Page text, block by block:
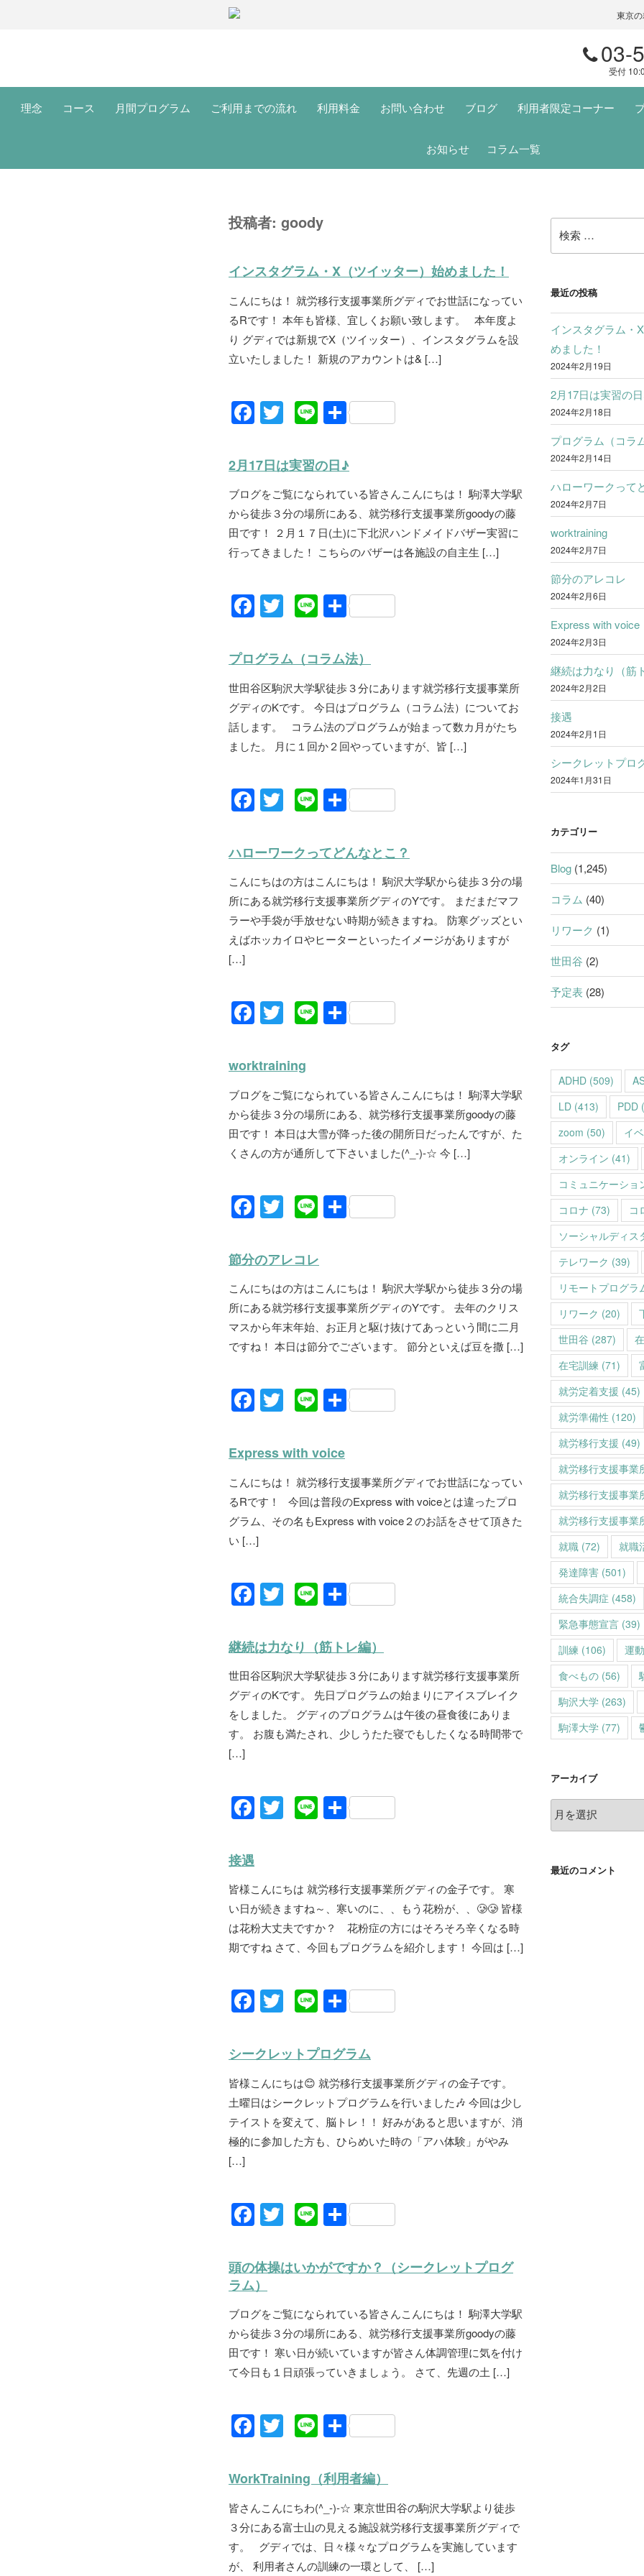
東京
03-
受付
理念 コース 月間プログラム ご利用までの流れ 利用料金 お問い合わせ ブログ 利用者限定コーナー
お知らせ コラム一覧
投稿者: goody
インスタグラム・X（ツイッター）始めました！
こんにちは！ 就労移行支援事業所グディでお世話になってい
るRです！ 本年も皆様、宜しくお願い致します。 本年度よ
り グディでは新規でX（ツイッター）、インスタグラムを設
立いたしました！ 新規のアカウントは& […]
F
a
c
e
b
o
o
T
wi
tt
er
Li
n
e
共
有
2月17日は実習の日♪
ブログをご覧になられている皆さんこんにちは！ 駒澤大学駅
から徒歩３分の場所にある、就労移行支援事業所goodyの藤
田です！ ２月１７日(土)に下北沢ハンドメイドバザー実習に
行ってきました！ こちらのバザーは各施設の自主生 […]
F
c
e
b
o
o
T
tt
er
Li
e
共
プログラム（コラム法）
世田谷区駒沢大学駅徒歩３分にあります就労移行支援事業所
グディのKです。 今日はプログラム（コラム法）についてお
話します。 コラム法のプログラムが始まって数カ月がたち
ました。 月に１回か２回やっていますが、皆 […]
F
a
c
e
b
o
o
T
wi
tt
er
Li
n
e
共
有
ハローワークってどんなとこ？
こんにちはの方はこんにちは！ 駒沢大学駅から徒歩３分の場
所にある就労移行支援事業所グディのYです。 まだまだマフ
ラーや手袋が手放せない時期が続きますね。 防寒グッズとい
えばホッカイロやヒーターといったイメージがありますが
[…]
F
c
e
b
o
o
T
tt
er
Li 共
worktraining
ブログをご覧になられている皆さんこんにちは！ 駒澤大学駅
から徒歩３分の場所にある、就労移行支援事業所goodyの藤
田です！ 本日は大雪が降った後の開所日だったんですが、た
くさんの方が通所して下さいました(^_-)-☆ 今 […]
F
a
c
e
b
o
o
T
wi
tt
er
Li
n
e
共
有
節分のアレコレ
こんにちはの方はこんにちは！ 駒沢大学駅から徒歩３分の場
所にある就労移行支援事業所グディのYです。 去年のクリス
マスから年末年始、お正月と駆け抜けてあっという間に二月
ですね！ 本日は節分でございます。 節分といえば豆を撒 […]
F
c
e
b
o
o
T
tt
er
Li
e
共
Express with voice
こんにちは！ 就労移行支援事業所グディでお世話になってい
るRです！ 今回は普段のExpress with voiceとは違ったプロ
グラム、その名もExpress with voice２のお話をさせて頂きた
い […]
F
a
c
e
b
o
o
T
wi
tt
er
Li
n
e
共
有
継続は力なり（筋トレ編）
世田谷区駒沢大学駅徒歩３分にあります就労移行支援事業所
グディのKです。 先日プログラムの始まりにアイスブレイク
をしました。 グディのプログラムは午後の昼食後にありま
す。 お腹も満たされ、少しうたた寝でもしたくなる時間帯で
[…]
F
a
e
b
o
o
T
wi
er
Li
n
共
有
接遇
皆様こんにちは 就労移行支援事業所グディの金子です。 寒
い日が続きますね～、寒いのに、、もう花粉が、、🥲🥲 皆様
は花粉大丈夫ですか？ 花粉症の方にはそろそろ辛くなる時
期ですね さて、今回もプログラムを紹介します！ 今回は […]
F
a
c
e
b
o
o
T
wi
tt
er
Li
n
e
共
有
シークレットプログラム
皆様こんにちは😊 就労移行支援事業所グディの金子です。
土曜日はシークレットプログラムを行いました🎶 今回は少し
テイストを変えて、脳トレ！！ 好みがあると思いますが、消
極的に参加した方も、ひらめいた時の「アハ体験」がやみ
[…]
F
a
c
e
b
o
o
k
T
wi
tt
er
Li
n
e
共
有
頭の体操はいかがですか？（シークレットプログ
ラム）
ブログをご覧になられている皆さんこんにちは！ 駒澤大学駅
から徒歩３分の場所にある、就労移行支援事業所goodyの藤
田です！ 寒い日が続いていますが皆さん体調管理に気を付け
て今日も１日頑張っていきましょう。 さて、先週の土 […]
F
c
e
b
o
o
T
tt
er
Li
e
共
WorkTraining（利用者編）
皆さんこんにちわ(^_-)-☆ 東京世田谷の駒沢大学駅より徒歩
３分にある富士山の見える施設就労移行支援事業所グディで
す。 グディでは、日々様々なプログラムを実施しています
が、 利用者さんの訓練の一環として、 […]
索:
最近の投稿
インスタグラム・
めました！
2024年2月19日
2月17日は実習の
2024年2月18日
プログラム（コラ
2024年2月14日
ハローワークって
2024年2月7日
worktraining
2024年2月7日
節分のアレコレ
2024年2月6日
Express with voice
2024年2月3日
継続は力なり（筋
2024年2月2日
接遇
2024年2月1日
シークレットプロ
2024年1月31日
カテゴリー
Blog (1,245)
コラム (40)
リワーク (1)
世田谷 (2)
予定表 (28)
タグ
ADHD (509)
LD (413) PDD
zoom (50) イ
オンライン (41)
コミュニケーショ
コロナ (73) コ
ソーシャルディス
テレワーク (39)
リモートプログラ
リワーク (20)
世田谷 (287)
在宅訓練 (71)
就労定着支援 (45)
就労準備性 (120)
就労移行支援 (49)
就労移行支援事業
就労移行支援事
就労移行支援事業
就職 (72) 就職
発達障害 (501)
統合失調症 (458)
緊急事態宣言 (39)
訓練 (106) 運動
食べもの (56)
駒沢大学 (263)
駒澤大学 (77)
アーカイブ
ア
ー
イ
最近のコメント